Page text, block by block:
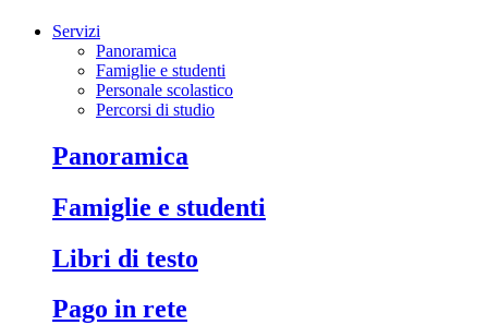
Servizi
Panoramica
Famiglie e studenti
Personale scolastico
Percorsi di studio
Panoramica
Famiglie e studenti
Libri di testo
Pago in rete